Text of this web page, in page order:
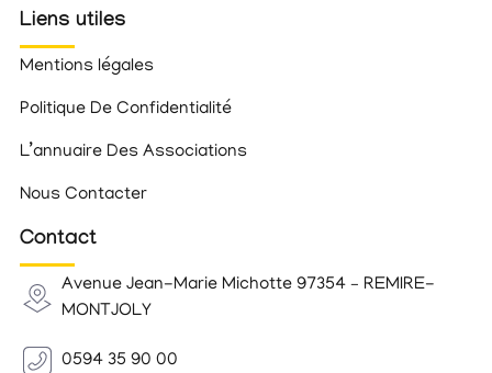
Liens utiles
Mentions légales
Politique De Confidentialité
L’annuaire Des Associations
Nous Contacter
Contact
Avenue Jean-Marie Michotte 97354 – REMIRE-
MONTJOLY
0594 35 90 00